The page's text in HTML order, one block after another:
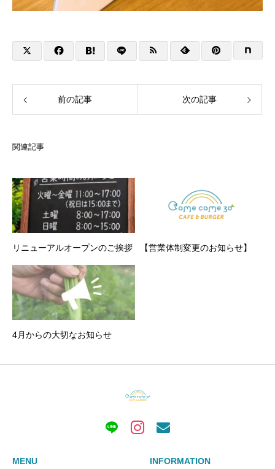
前の記事 次の記事
関連記事
リニューアルオープンのご挨拶 【営業体制変更のお知らせ】
4月からの大切なお知らせ
MENU INFORMATION